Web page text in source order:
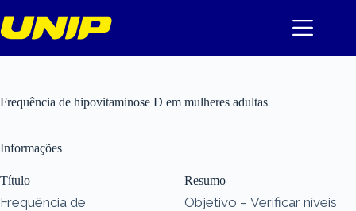
para
o
Frequência de hipovitaminose D em mulheres adultas
Informações
Título
Frequência de
Resumo
Objetivo – Verificar níveis